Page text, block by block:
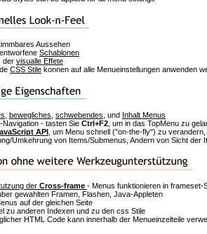
Aussehen
Schablonen
der visualle Effete
CSS Stile konnen auf alle Menueinstellungen anwenden
bewegliches schwebendes , und Inhalt Menus
Navigation - tasten Sie Ctrl+F2 , um in das TopMenu zu
API , um Menu schnell ("on-the-fly") zu verandern,
Umkehrung von Items/Submenus, Andern von Sicht der
der Cross-frame - Menus funktionieren in frameset-
gewahlten Framen, Flashen, Java-Appleten
auf der gleichen Seite
zu anderen Indexen und zu den css Stile
HTML Code kann innerhalb der Menueinzelteile